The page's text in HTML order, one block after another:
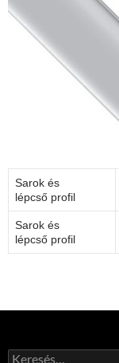
Sarok és
lépcső profil
Sarok és
lépcső profil
Keresés: